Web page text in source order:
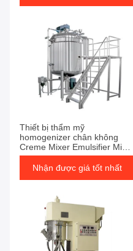
Thiết bị thẩm mỹ
homogenizer chân không
Creme Mixer Emulsifier Mixer
Machine For Face Cream
LotionNhận được giá tốt nhất